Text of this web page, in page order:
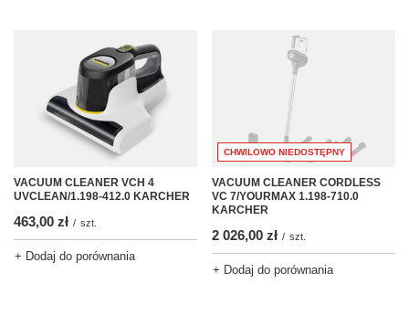
VACUUM CLEANER VCH 4
UVCLEAN/1.198-412.0 KARCHER
463,00 zł / szt.
+ Dodaj do porównania
CHWILOWO NIEDOSTĘPNY
VACUUM CLEANER CORDLESS
VC 7/YOURMAX 1.198-710.0
KARCHER
2 026,00 zł / szt.
+ Dodaj do porównania